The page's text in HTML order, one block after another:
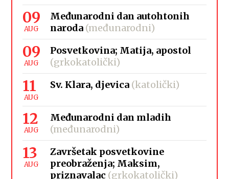
09
AUG
Međunarodni dan autohtonih
naroda (međunarodni)
09
AUG
Posvetkovina; Matija, apostol
(grkokatolički)
11
AUG
Sv. Klara, djevica (katolički)
12
AUG
Međunarodni dan mladih
(međunarodni)
13
AUG
Završetak posvetkovine
preobraženja; Maksim,
priznavalac (grkokatolički)